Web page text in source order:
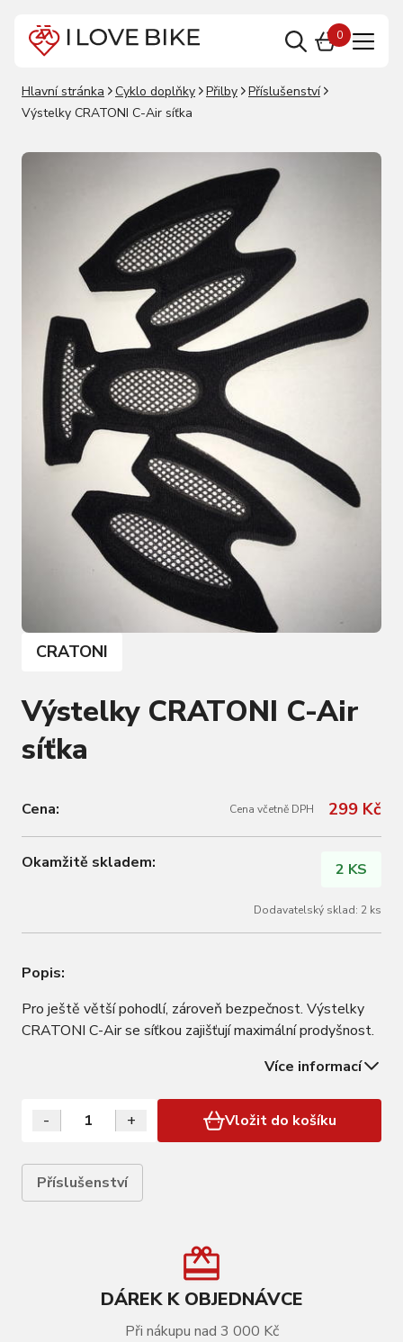
0
Hlavní stránka Cyklo doplňky Přilby
Příslušenství
Výstelky CRATONI C-Air síťka
CRATONI
Výstelky CRATONI C-Air
síťka
Cena: Cena včetně DPH 299 Kč
Okamžitě skladem: 2 KS
Dodavatelský sklad: 2 ks
Popis:
Pro ještě větší pohodlí, zároveň bezpečnost. Výstelky
CRATONI C-Air se síťkou zajišťují maximální prodyšnost.
Více informací
- + Vložit do košíku
Příslušenství
DÁREK K OBJEDNÁVCE
Při nákupu nad 3 000 Kč